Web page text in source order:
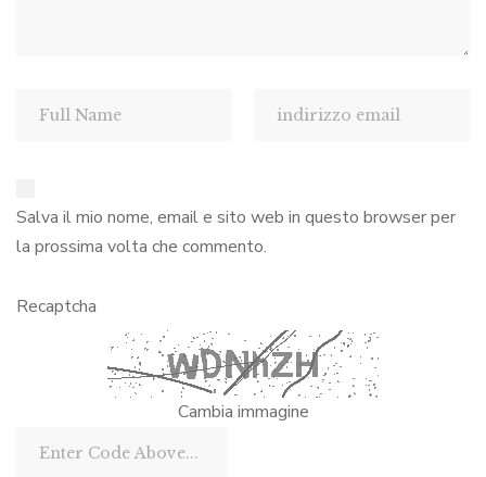
Salva il mio nome, email e sito web in questo browser per
la prossima volta che commento.
Recaptcha
Cambia immagine